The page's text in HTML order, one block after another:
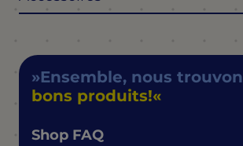
Ensemble, nous
bons produits!
Shop FAQ